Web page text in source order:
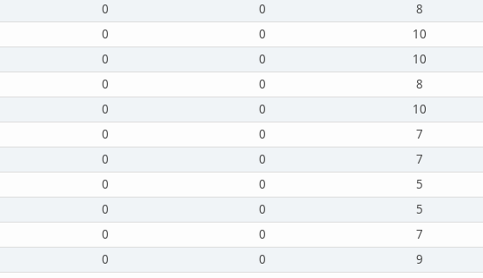
0 0 8
0 0 10
0 0 10
0 0 8
0 0 10
0 0 7
0 0 7
0 0 5
0 0 5
0 0 7
0 0 9